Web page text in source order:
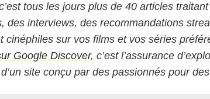
tous les jours plus de 40 articles
des interviews, des recommandations
cinéphiles sur vos films et vos séries
Google Discover, c’est l’assurance
site conçu par des passionnés pour